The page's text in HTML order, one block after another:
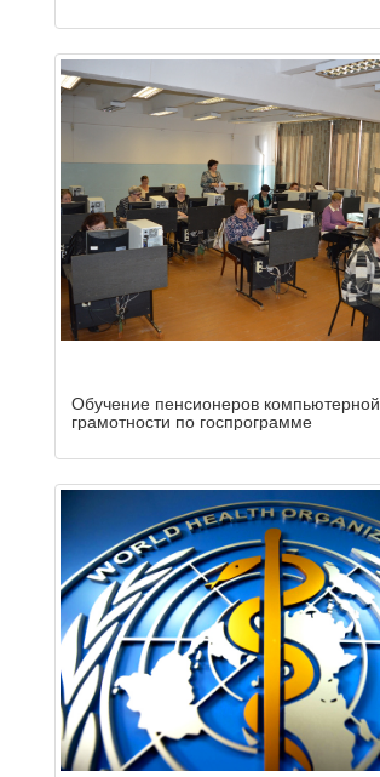
Обучение пенсионеров компьютерной
грамотности по госпрограмме